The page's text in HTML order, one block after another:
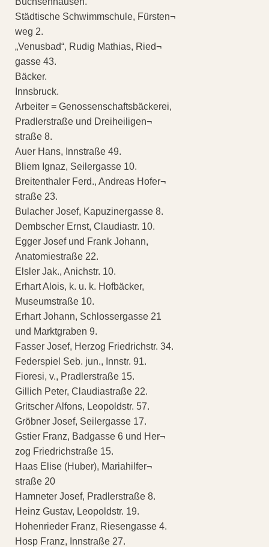
Städtische Schwimmschule, Fürsten¬
weg 2.
„Venusbad“, Rudig Mathias, Ried¬
gasse 43.
Bäcker.
Innsbruck.
Arbeiter = Genossenschaftsbäckerei,
Pradlerstraße und Dreiheiligen¬
straße 8.
Auer Hans, Innstraße 49.
Bliem Ignaz, Seilergasse 10.
Breitenthaler Ferd., Andreas Hofer¬
straße 23.
Bulacher Josef, Kapuzinergasse 8.
Dembscher Ernst, Claudiastr. 10.
Egger Josef und Frank Johann,
Anatomiestraße 22.
Elsler Jak., Anichstr. 10.
Erhart Alois, k. u. k. Hofbäcker,
Museumstraße 10.
Erhart Johann, Schlossergasse 21
und Marktgraben 9.
Fasser Josef, Herzog Friedrichstr. 34.
Federspiel Seb. jun., Innstr. 91.
Fioresi, v., Pradlerstraße 15.
Gillich Peter, Claudiastraße 22.
Gritscher Alfons, Leopoldstr. 57.
Gröbner Josef, Seilergasse 17.
Gstier Franz, Badgasse 6 und Her¬
zog Friedrichstraße 15.
Haas Elise (Huber), Mariahilfer¬
straße 20
Hamneter Josef, Pradlerstraße 8.
Heinz Gustav, Leopoldstr. 19.
Hohenrieder Franz, Riesengasse 4.
Hosp Franz, Innstraße 27.